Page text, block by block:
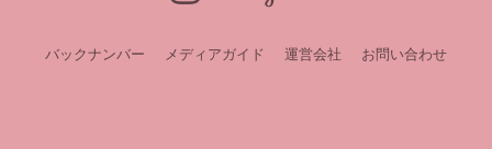
バックナンバー メディアガイド 運営会社 お問い合わせ
オープン！ コンセプトは「自然の光を取り入れた明るい